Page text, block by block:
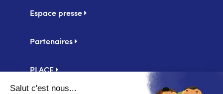
Espace presse
Partenaires
PLACE